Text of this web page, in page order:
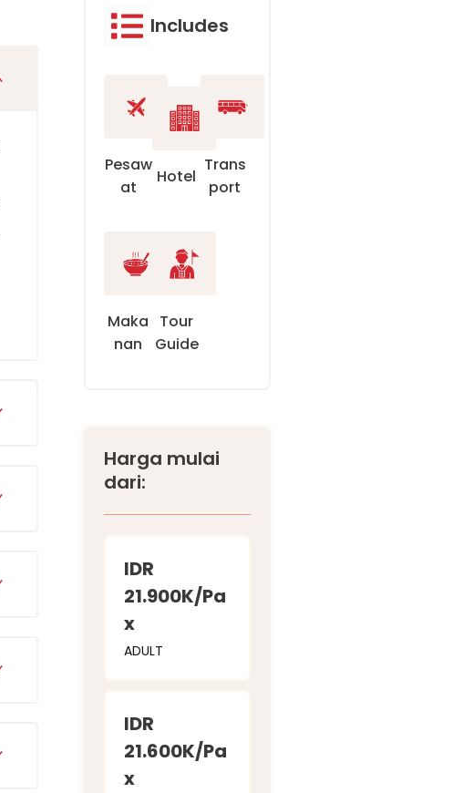
Includes
Pesaw
at
Hotel
Trans
port
Maka
nan
Tour
Guide
Harga mulai
dari:
IDR
21.900K/Pa
x
ADULT
IDR
21.600K/Pa
x